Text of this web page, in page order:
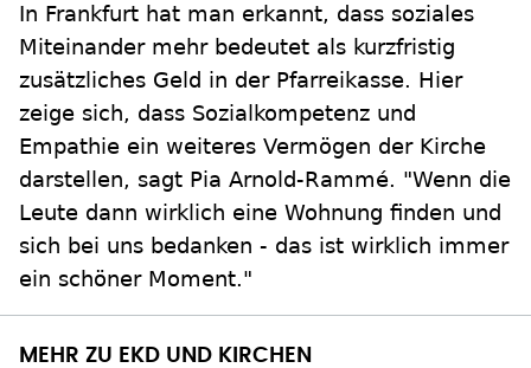
In Frankfurt hat man erkannt, dass soziales
Miteinander mehr bedeutet als kurzfristig
zusätzliches Geld in der Pfarreikasse. Hier
zeige sich, dass Sozialkompetenz und
Empathie ein weiteres Vermögen der Kirche
darstellen, sagt Pia Arnold-Rammé. "Wenn die
Leute dann wirklich eine Wohnung finden und
sich bei uns bedanken - das ist wirklich immer
ein schöner Moment."
MEHR ZU EKD UND KIRCHEN